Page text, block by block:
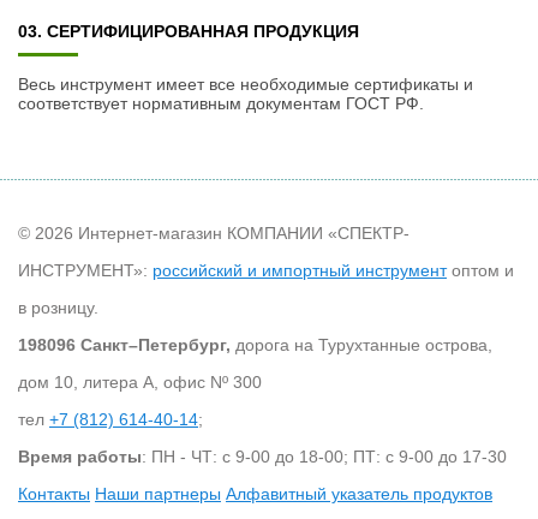
03. СЕРТИФИЦИРОВАННАЯ ПРОДУКЦИЯ
Весь инструмент имеет все необходимые сертификаты и
соответствует нормативным документам ГОСТ РФ.
© 2026 Интернет-магазин КОМПАНИИ «СПЕКТР-
ИНСТРУМЕНТ»: российский и импортный инструментоптом и
в розницу.
198096 Санкт–Петербург, дорога на Турухтанные острова,
дом 10, литера А, офис Nº 300
тел +7 (812) 614-40-14;
Время работы: ПН - ЧТ: с 9-00 до 18-00; ПТ: с 9-00 до 17-30
Контакты Наши партнеры Алфавитный указатель продуктов